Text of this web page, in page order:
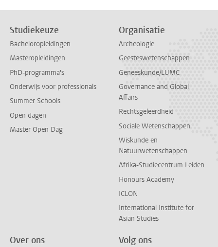
Studiekeuze
Bacheloropleidingen
Masteropleidingen
PhD-programma's
Onderwijs voor professionals
Summer Schools
Open dagen
Master Open Dag
Organisatie
Archeologie
Geesteswetenschappen
Geneeskunde/LUMC
Governance and Global
Affairs
Rechtsgeleerdheid
Sociale Wetenschappen
Wiskunde en
Natuurwetenschappen
Afrika-Studiecentrum Leiden
Honours Academy
ICLON
International Institute for
Asian Studies
Over ons Volg ons